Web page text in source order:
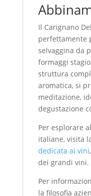
Il Carignano
perfettamente
selvaggina da
formaggi
struttura
aromatica, si
meditazione,
degustazione
Per esplorare
italiane, visita
dedicata ai vini
dei grandi vini.
Per
la filosofia